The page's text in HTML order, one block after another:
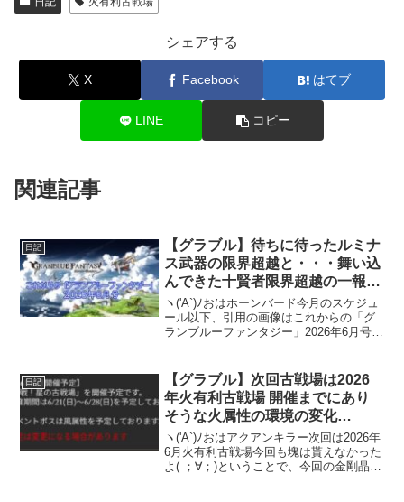
シェアする
X Facebook はてブ
LINE コピー
関連記事
日記
【グラブル】待ちに待ったルミナ
ス武器の限界超越と・・・舞い込
んできた十賢者限界超越の一報
これグラ2026年6月号更新
ヽ('A`)ﾉおはホーンバード今月のスケジュ
ール以下、引用の画像はこれからの「グ
ランブルーファンタジー」2026年6月号よ
い ～変わるかわずと変わらずの夢～
（6/4...
日記
【グラブル】次回古戦場は2026
年火有利古戦場 開催までにあり
そうな火属性の環境の変化
は・・・
ヽ('A`)ﾉおはアクアンキラー次回は2026年
6月火有利古戦場今回も塊は貰えなかった
よ( ；∀；)ということで、今回の金剛晶の